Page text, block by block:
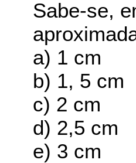
Sabe-se,
a) 1 cm
b) 1, 5 cm
c) 2 cm
d) 2,5 cm
e) 3 cm